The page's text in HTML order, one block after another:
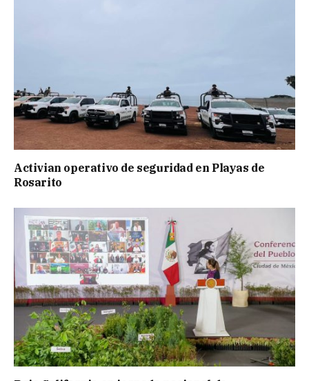
Activian operativo de seguridad en Playas de
Rosarito